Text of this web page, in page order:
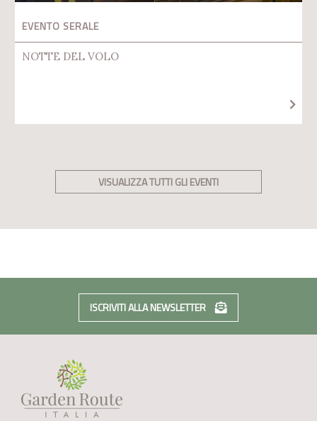
EVENTO SERALE
NOTTE DEL VOLO
VISUALIZZA TUTTI GLI EVENTI
ISCRIVITI ALLA NEWSLETTER